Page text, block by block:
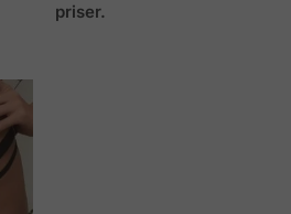
priser.